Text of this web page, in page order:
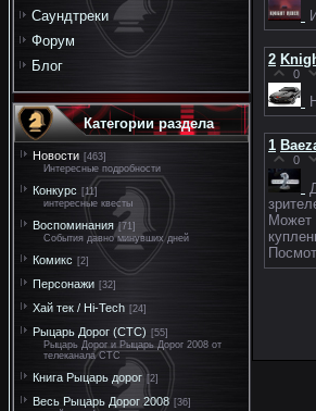
Саундтреки
Форум
Блог
Категории раздела
Новости [463]
Интересные подробности
Конкурс [11]
интересные квесты
Воспоминания [71]
События давно минувших дней
Комикс [2]
Персонажи [32]
Хай тек / Hi-Tech [24]
Рыцарь Дорог (СТС) [55]
Рыцарь Дорог и Рыцарь Дорог 2008 от
телеканала СТС
Книга Рыцарь дорог [2]
Весь Рыцарь Дорог 2008 [36]
2
0
1
0
Может